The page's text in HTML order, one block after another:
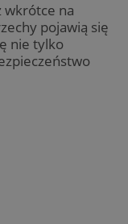
wkrótce na
pojawią się
nie tylko